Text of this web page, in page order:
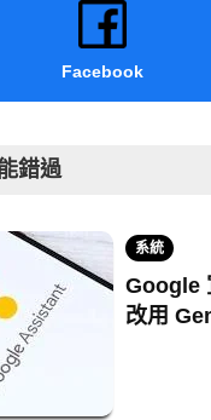
Facebook
錯過
系統
Google
改用